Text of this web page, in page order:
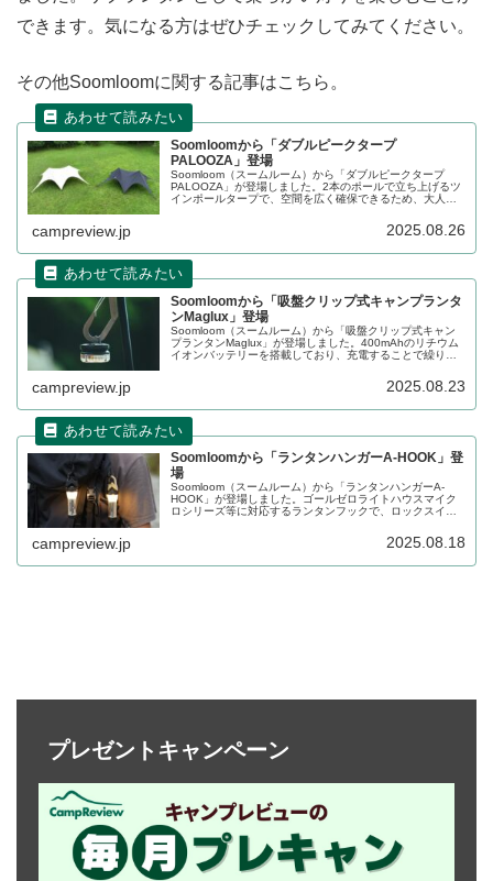
できます。気になる方はぜひチェックしてみてください。
その他Soomloomに関する記事はこちら。
Soomloomから「ダブルピークタープ
PALOOZA」登場
Soomloom（スームルーム）から「ダブルピークタープ
PALOOZA」が登場しました。2本のポールで立ち上げるツ
インポールタープで、空間を広く確保できるため、大人数
裂きに強いオックスフォード生地を採用しています。詳細
campreview.jp 2025.08.26
Soomloomから「吸盤クリップ式キャンプランタ
ンMaglux」登場
Soomloom（スームルーム）から「吸盤クリップ式キャン
プランタンMaglux」が登場しました。400mAhのリチウム
イオンバッテリーを搭載しており、充電することで繰り返
搭載されているので、様々な場所に取り付けることができ
campreview.jp 2025.08.23
Soomloomから「ランタンハンガーA-HOOK」登
場
Soomloom（スームルーム）から「ランタンハンガーA-
HOOK」が登場しました。ゴールゼロライトハウスマイク
ロシリーズ等に対応するランタンフックで、ロックスイッ
所にセットし、吊り下げることができます。詳細をレビュ
campreview.jp 2025.08.18
プレゼントキャンペーン